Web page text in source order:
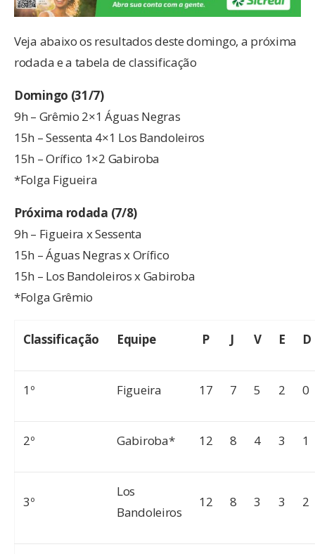
Veja abaixo os resultados deste domingo, a próxima
rodada e a tabela de classificação
Domingo (31/7)
9h – Grêmio 2×1 Águas Negras
15h – Sessenta 4×1 Los Bandoleiros
15h – Orífico 1×2 Gabiroba
*Folga Figueira
Próxima rodada (7/8)
9h – Figueira x Sessenta
15h – Águas Negras x Orífico
15h – Los Bandoleiros x Gabiroba
*Folga Grêmio
Classificação Equipe P J V E D
1º Figueira 17 7 5 2 0
2º Gabiroba* 12 8 4 3 1
3º
Los
Bandoleiros
12 8 3 3 2